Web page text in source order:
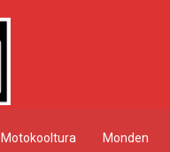
Motokooltura Monden